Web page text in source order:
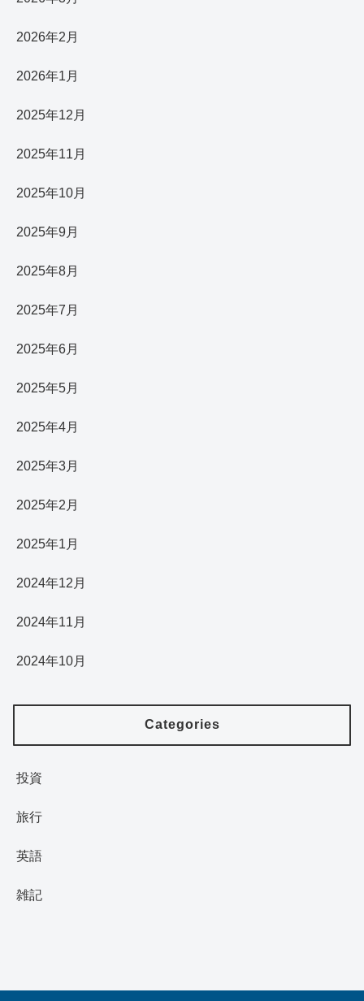
2026年2月
2026年1月
2025年12月
2025年11月
2025年10月
2025年9月
2025年8月
2025年7月
2025年6月
2025年5月
2025年4月
2025年3月
2025年2月
2025年1月
2024年12月
2024年11月
2024年10月
Categories
投資
旅行
英語
雑記